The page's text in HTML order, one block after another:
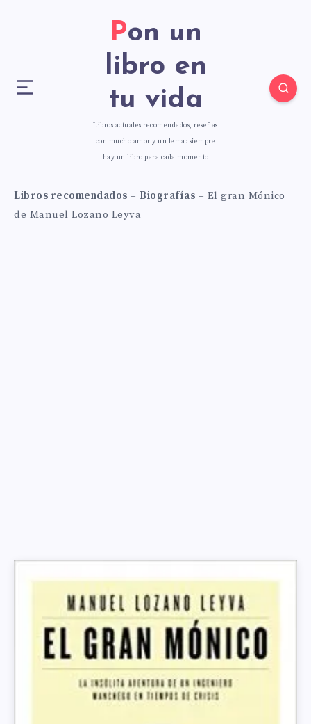
Pon un
libro en
tu vida
Libros actuales recomendados, reseñas
con mucho amor y un lema: siempre
hay un libro para cada momento
Libros recomendados – Biografías – El gran Mónico
de Manuel Lozano Leyva